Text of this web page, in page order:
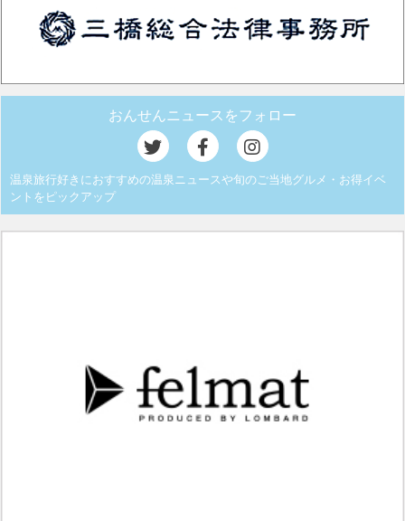
おんせんニュースをフォロー
温泉旅行好きにおすすめの温泉ニュースや旬のご当地グルメ・お得イベ
ントをピックアップ